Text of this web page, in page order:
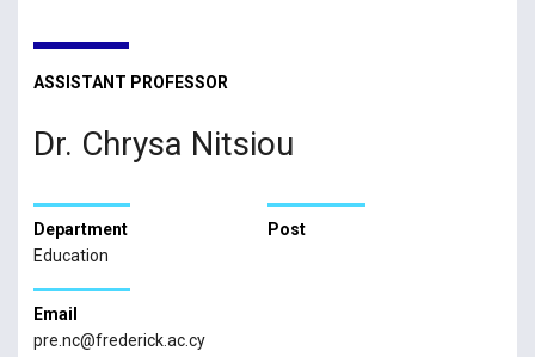
ASSISTANT PROFESSOR
Dr. Chrysa Nitsiou
Department
Education
Post
Email
pre.nc@frederick.ac.cy